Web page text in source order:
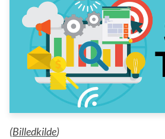
(Billedkilde)